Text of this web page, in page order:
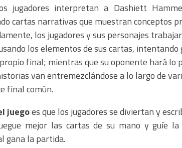
jugadores interpretan a Dashiett
cartas narrativas que muestran conceptos
los jugadores y sus personajes
los elementos de sus cartas,
final; mientras que su oponente hará lo
van entremezclándose a lo largo de
final común.
juegoes que los jugadores se diviertan y
mejor las cartas de su mano y guíe
gana la partida.